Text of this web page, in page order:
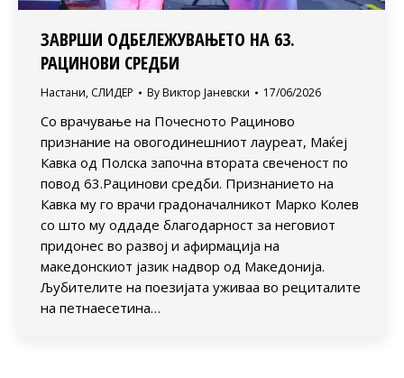
ЗАВРШИ ОДБЕЛЕЖУВАЊЕТО НА 63.
РАЦИНОВИ СРЕДБИ
Настани, СЛИДЕР By Виктор Јаневски 17/06/2026
Со врачување на Почесното Рациново
признание на овогодинешниот лауреат, Маќеј
Кавка од Полска започна втората свеченост по
повод 63.Рацинови средби. Признанието на
Кавка му го врачи градоначалникот Марко Колев
со што му оддаде благодарност за неговиот
придонес во развој и афирмација на
македонскиот јазик надвор од Македонија.
Љубителите на поезијата уживаа во рециталите
на петнаесетина…